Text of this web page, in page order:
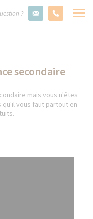
?
secondaire
mais vous n'êtes
qu'il vous faut partout en